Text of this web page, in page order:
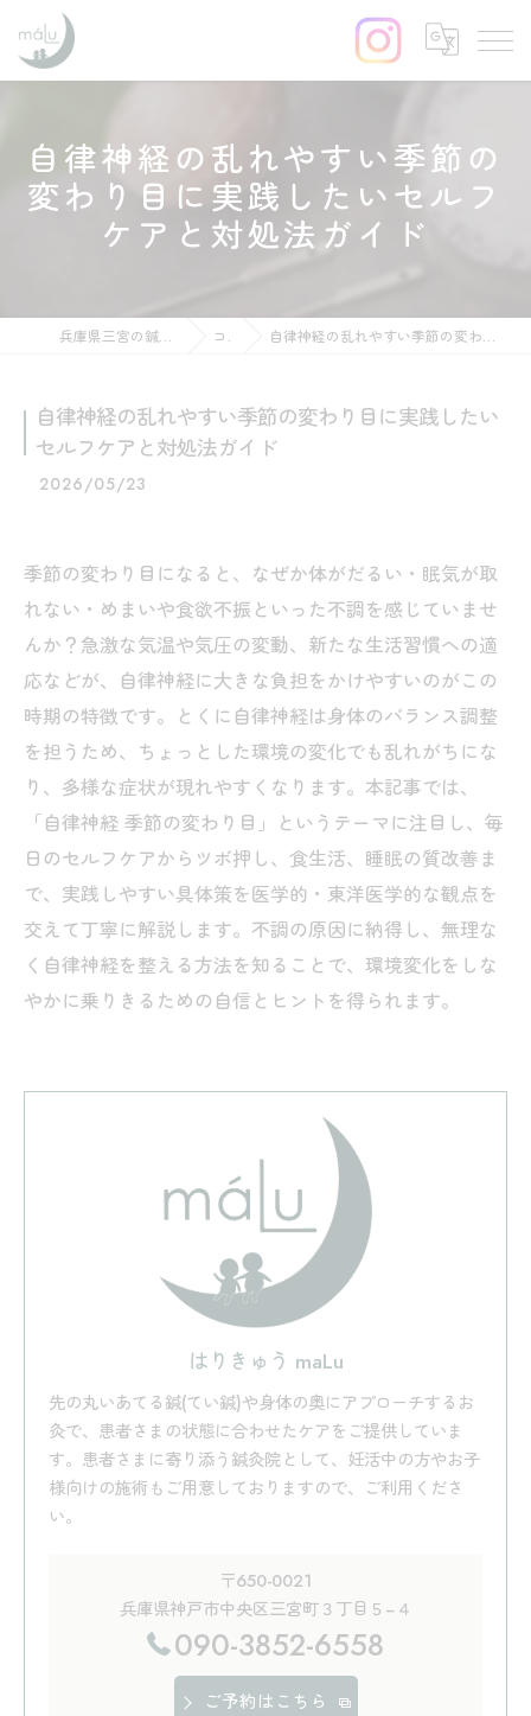
自律神経の乱れやすい季節の
変わり目に実践したいセルフ
ケアと対処法ガイド
兵庫県三宮の鍼灸ならはりきゅう maLu コラム 自律神経の乱れやすい季節の変わり目に実践したいセルフケアと対処法ガイド
自律神経の乱れやすい季節の変わり目に実践したい
セルフケアと対処法ガイド
2026/05/23
季節の変わり目になると、なぜか体がだるい・眠気が取
れない・めまいや食欲不振といった不調を感じていませ
んか？急激な気温や気圧の変動、新たな生活習慣への適
応などが、自律神経に大きな負担をかけやすいのがこの
時期の特徴です。とくに自律神経は身体のバランス調整
を担うため、ちょっとした環境の変化でも乱れがちにな
り、多様な症状が現れやすくなります。本記事では、
「自律神経 季節の変わり目」というテーマに注目し、毎
日のセルフケアからツボ押し、食生活、睡眠の質改善ま
で、実践しやすい具体策を医学的・東洋医学的な観点を
交えて丁寧に解説します。不調の原因に納得し、無理な
く自律神経を整える方法を知ることで、環境変化をしな
やかに乗りきるための自信とヒントを得られます。
はりきゅう maLu
先の丸いあてる鍼(てい鍼)や身体の奥にアプローチするお
灸で、患者さまの状態に合わせたケアをご提供していま
す。患者さまに寄り添う鍼灸院として、妊活中の方やお子
様向けの施術もご用意しておりますので、ご利用くださ
い。
〒650-0021
兵庫県神戸市中央区三宮町３丁目５−４
090-3852-6558
ご予約はこちら